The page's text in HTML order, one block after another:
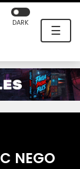
☰
DARK
NEGO